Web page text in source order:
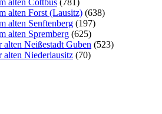
alten Cottbus (781)
alten Forst (Lausitz) (638)
alten Senftenberg (197)
alten Spremberg (625)
alten Neißestadt Guben (523)
alten Niederlausitz (70)